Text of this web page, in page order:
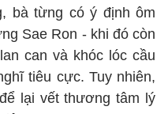
bà từng có ý định ôm
Sae Ron - khi đó còn
can và khóc lóc cầu
tiêu cực. Tuy nhiên,
lại vết thương tâm lý